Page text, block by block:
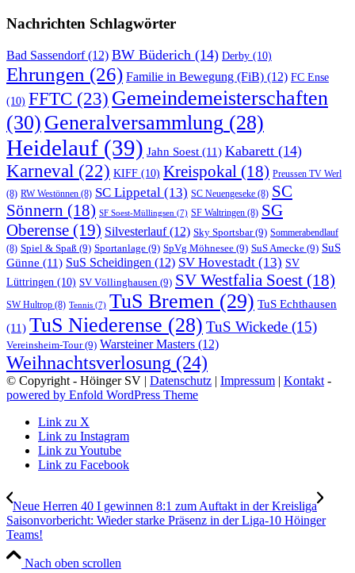
Nachrichten Schlagwörter
Bad Sassendorf(12) BW Büderich (14) Derby (10)
Ehrungen (26) Familie in Bewegung (FiB) (12) FC Ense
(10) FFTC (23) Gemeindemeisterschaften
(30) Generalversammlung (28)
Heidelauf (39) Jahn Soest (11) Kabarett (14)
Karneval (22) KIFF (10) Kreispokal (18) Preussen TV Werl
(8) RW Westönnen (8) SC Lippetal (13) SC Neuengeseke (8) SC
Sönnern (18) SF Soest-Müllingsen (7) SF Waltringen (8) SG
Oberense (19) Silvesterlauf(12) Sky Sportsbar(9) Sommerabendlauf
(8) Spiel & Spaß (9) Sportanlage (9) SpVg Möhnesee (9) SuS Amecke (9) SuS
Günne (11) SuS Scheidingen (12) SV Hovestadt (13) SV
Lüttringen (10) SV Völlinghausen (9) SV Westfalia Soest (18)
SW Hultrop (8) Tennis (7) TuS Bremen (29) TuS Echthausen
(11) TuS Niederense (28) TuS Wickede (15)
Vereinsheim-Tour(9) Warsteiner Masters (12)
Weihnachtsverlosung (24)
© Copyright - Höinger SV | Datenschutz | Impressum | Kontakt -
powered by Enfold WordPress Theme
Link zu X
Link zu Instagram
Link zu Youtube
Link zu Facebook
Neue Herren 40 I gewinnen 8:1 zum Auftakt in der Kreisliga
Saisonvorbericht: Wieder starke Präsenz in der Liga-10 Höinger
Teams!
Nach oben scrollen